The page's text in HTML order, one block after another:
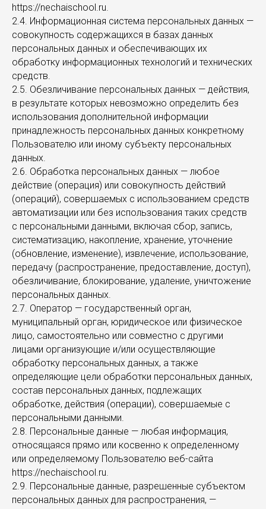
https://nechaischool.ru.
2.4. Информационная система персональных данных —
совокупность содержащихся в базах данных
персональных данных и обеспечивающих их
обработку информационных технологий и технических
средств.
2.5. Обезличивание персональных данных — действия,
в результате которых невозможно определить без
использования дополнительной информации
принадлежность персональных данных конкретному
Пользователю или иному субъекту персональных
данных.
2.6. Обработка персональных данных — любое
действие (операция) или совокупность действий
(операций), совершаемых с использованием средств
автоматизации или без использования таких средств
с персональными данными, включая сбор, запись,
систематизацию, накопление, хранение, уточнение
(обновление, изменение), извлечение, использование,
передачу (распространение, предоставление, доступ),
обезличивание, блокирование, удаление, уничтожение
персональных данных.
2.7. Оператор — государственный орган,
муниципальный орган, юридическое или физическое
лицо, самостоятельно или совместно с другими
лицами организующие и/или осуществляющие
обработку персональных данных, а также
определяющие цели обработки персональных данных,
состав персональных данных, подлежащих
обработке, действия (операции), совершаемые с
персональными данными.
2.8. Персональные данные — любая информация,
относящаяся прямо или косвенно к определенному
или определяемому Пользователю веб-сайта
https://nechaischool.ru.
2.9. Персональные данные, разрешенные субъектом
персональных данных для распространения, —